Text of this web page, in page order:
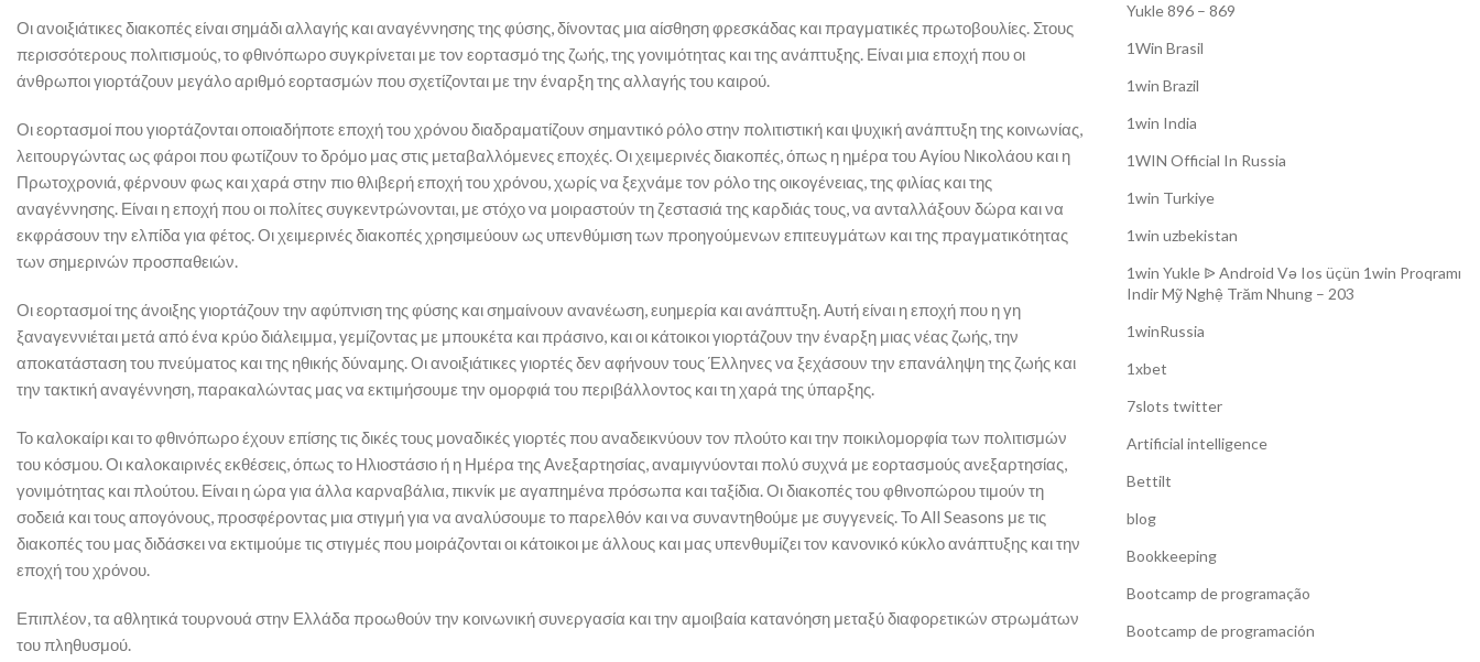
Οι ανοιξιάτικες διακοπές είναι σημάδι αλλαγής και αναγέννησης της φύσης, δίνοντας μια αίσθηση φρεσκάδας και πραγματικές πρωτοβουλίες. Στους
περισσότερους πολιτισμούς, το φθινόπωρο συγκρίνεται με τον εορτασμό της ζωής, της γονιμότητας και της ανάπτυξης. Είναι μια εποχή που οι
άνθρωποι γιορτάζουν μεγάλο αριθμό εορτασμών που σχετίζονται με την έναρξη της αλλαγής του καιρού.
Οι εορτασμοί που γιορτάζονται οποιαδήποτε εποχή του χρόνου διαδραματίζουν σημαντικό ρόλο στην πολιτιστική και ψυχική ανάπτυξη της κοινωνίας,
λειτουργώντας ως φάροι που φωτίζουν το δρόμο μας στις μεταβαλλόμενες εποχές. Οι χειμερινές διακοπές, όπως η ημέρα του Αγίου Νικολάου και η
Πρωτοχρονιά, φέρνουν φως και χαρά στην πιο θλιβερή εποχή του χρόνου, χωρίς να ξεχνάμε τον ρόλο της οικογένειας, της φιλίας και της
αναγέννησης. Είναι η εποχή που οι πολίτες συγκεντρώνονται, με στόχο να μοιραστούν τη ζεστασιά της καρδιάς τους, να ανταλλάξουν δώρα και να
εκφράσουν την ελπίδα για φέτος. Οι χειμερινές διακοπές χρησιμεύουν ως υπενθύμιση των προηγούμενων επιτευγμάτων και της πραγματικότητας
των σημερινών προσπαθειών.
Οι εορτασμοί της άνοιξης γιορτάζουν την αφύπνιση της φύσης και σημαίνουν ανανέωση, ευημερία και ανάπτυξη. Αυτή είναι η εποχή που η γη
ξαναγεννιέται μετά από ένα κρύο διάλειμμα, γεμίζοντας με μπουκέτα και πράσινο, και οι κάτοικοι γιορτάζουν την έναρξη μιας νέας ζωής, την
αποκατάσταση του πνεύματος και της ηθικής δύναμης. Οι ανοιξιάτικες γιορτές δεν αφήνουν τους Έλληνες να ξεχάσουν την επανάληψη της ζωής και
την τακτική αναγέννηση, παρακαλώντας μας να εκτιμήσουμε την ομορφιά του περιβάλλοντος και τη χαρά της ύπαρξης.
Το καλοκαίρι και το φθινόπωρο έχουν επίσης τις δικές τους μοναδικές γιορτές που αναδεικνύουν τον πλούτο και την ποικιλομορφία των πολιτισμών
του κόσμου. Οι καλοκαιρινές εκθέσεις, όπως το Ηλιοστάσιο ή η Ημέρα της Ανεξαρτησίας, αναμιγνύονται πολύ συχνά με εορτασμούς ανεξαρτησίας,
γονιμότητας και πλούτου. Είναι η ώρα για άλλα καρναβάλια, πικνίκ με αγαπημένα πρόσωπα και ταξίδια. Οι διακοπές του φθινοπώρου τιμούν τη
σοδειά και τους απογόνους, προσφέροντας μια στιγμή για να αναλύσουμε το παρελθόν και να συναντηθούμε με συγγενείς. Το All Seasons με τις
διακοπές του μας διδάσκει να εκτιμούμε τις στιγμές που μοιράζονται οι κάτοικοι με άλλους και μας υπενθυμίζει τον κανονικό κύκλο ανάπτυξης και την
εποχή του χρόνου.
Επιπλέον, τα αθλητικά τουρνουά στην Ελλάδα προωθούν την κοινωνική συνεργασία και την αμοιβαία κατανόηση μεταξύ διαφορετικών στρωμάτων
του πληθυσμού.
Yukle 896 – 869
1Win Brasil
1win Brazil
1win India
1WIN Official In Russia
1win Turkiye
1win uzbekistan
1win Yukle ᐉ Android Və Ios üçün 1win Proqramı
Indir Mỹ Nghệ Trăm Nhung – 203
1winRussia
1xbet
7slots twitter
Artificial intelligence
Bettilt
blog
Bookkeeping
Bootcamp de programação
Bootcamp de programación